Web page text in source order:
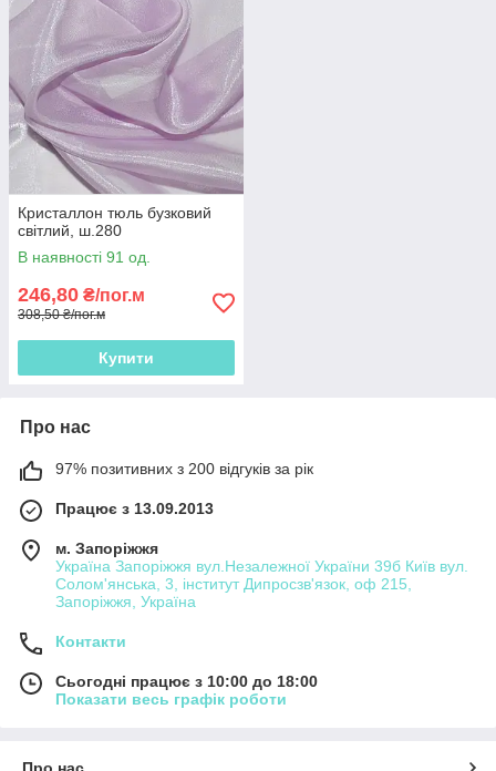
Кристаллон тюль бузковий
світлий, ш.280
В наявності 91 од.
246,80 ₴/пог.м
308,50 ₴/пог.м
Купити
Про нас
97% позитивних з 200 відгуків за рік
Працює з 13.09.2013
м. Запоріжжя
Україна Запоріжжя вул.Незалежної України 39б Київ вул.
Солом'янська, 3, інститут Дипросзв'язок, оф 215,
Запоріжжя, Україна
Контакти
Сьогодні працює з 10:00 до 18:00
Показати весь графік роботи